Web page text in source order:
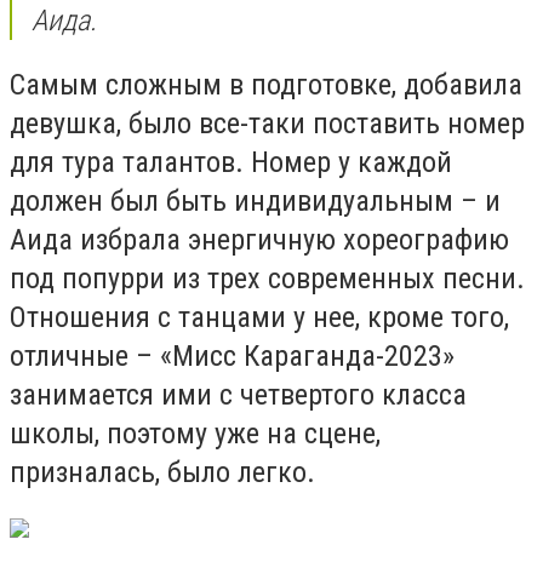
Аида.
Самым сложным в подготовке, добавила
девушка, было все-таки поставить номер
для тура талантов. Номер у каждой
должен был быть индивидуальным – и
Аида избрала энергичную хореографию
под попурри из трех современных песни.
Отношения с танцами у нее, кроме того,
отличные – «Мисс Караганда-2023»
занимается ими с четвертого класса
школы, поэтому уже на сцене,
призналась, было легко.